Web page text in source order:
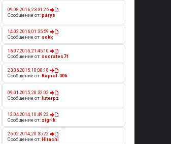
09.08.2016, 23:31:26
Сообщение от:parys
14.02.2016, 01:35:59
Сообщение от: sokk
16.07.2015, 21:45:10
Сообщение от: socrates71
23.06.2015, 10:00:18
Сообщение от:Kapral-006
09.01.2015, 20:32:02
Сообщение от:luterpz
12.04.2014, 10:49:22
Сообщение от: zigrik
26.02.2014, 20:35:22
Сообщение от:Hitachi